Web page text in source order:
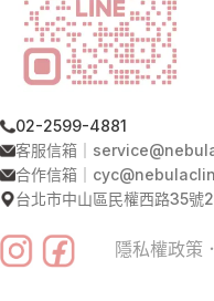
02-2599-4881
客服信箱｜
合作信箱｜
台北市中山區民權西路35號
隱私權政策 ．